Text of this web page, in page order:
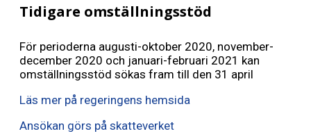
Tidigare omställningsstöd
För perioderna augusti-oktober 2020, november-
december 2020 och januari-februari 2021 kan
omställningsstöd sökas fram till den 31 april
Läs mer på regeringens hemsida
Ansökan görs på skatteverket